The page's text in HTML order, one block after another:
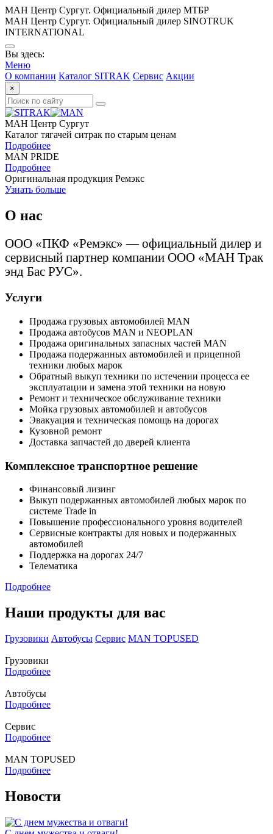
МАН Центр Сургут. Официальный дилер МТБР
МАН Центр Сургут. Официальный дилер SINOTRUK
INTERNATIONAL
Вы здесь:
Меню
О компании Каталог SITRAK Сервис Акции
×
МАН Центр Сургут
Каталог тягачей ситрак по старым ценам
Подробнее
MAN PRIDE
Подробнее
Оригинальная продукция Ремэкс
Узнать больше
О нас
ООО «ПКФ «Ремэкс» — официальный дилер и
сервисный партнер компании ООО «МАН Трак
энд Бас РУС».
Услуги
Продажа грузовых автомобилей MAN
Продажа автобусов MAN и NEOPLAN
Продажа оригинальных запасных частей MAN
Продажа подержанных автомобилей и прицепной
техники любых марок
Обратный выкуп техники по истечении процесса ее
эксплуатации и замена этой техники на новую
Ремонт и техническое обслуживание техники
Мойка грузовых автомобилей и автобусов
Эвакуация и техническая помощь на дорогах
Кузовной ремонт
Доставка запчастей до дверей клиента
Комплексное транспортное решение
Финансовый лизинг
Выкуп подержанных автомобилей любых марок по
системе Trade in
Повышение профессионального уровня водителей
Сервисные контракты для новых и подержанных
автомобилей
Поддержка на дорогах 24/7
Телематика
Подробнее
Наши продукты для вас
Грузовики Автобусы Сервис MAN TOPUSED
Грузовики
Подробнее
Автобусы
Подробнее
Сервис
Подробнее
MAN TOPUSED
Подробнее
Новости